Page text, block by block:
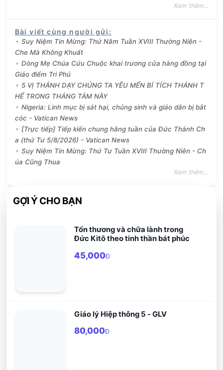
Xem thêm...
Bài viết cùng người gửi :
Suy Niệm Tin Mừng: Thứ Năm Tuần XVIII Thường Niên -
Che Mà Không Khuất
Dòng Mẹ Chúa Cứu Chuộc khai trương cửa hàng đồng tại
Giáo điểm Tri Phú
5 VỊ THÁNH DẠY CHÚNG TA YÊU MẾN BÍ TÍCH THÁNH T
HỂ TRONG THÁNG TÁM NÀY
Nigeria: Linh mục bị sát hại, chủng sinh và giáo dân bị bắt
cóc - Vatican News
[Trực tiếp] Tiếp kiến chung hằng tuần của Đức Thánh Ch
a (thứ Tư 5/8/2026) - Vatican News
Suy Niệm Tin Mừng: Thứ Tư Tuần XVIII Thường Niên - Ch
úa Cũng Thua
Xem thêm...
GỢI Ý CHO BẠN
Tổn thương và chữa lành trong
Đức Kitô theo tinh thần bát phúc
45,000Đ
Giáo lý Hiệp thông 5 - GLV
80,000Đ